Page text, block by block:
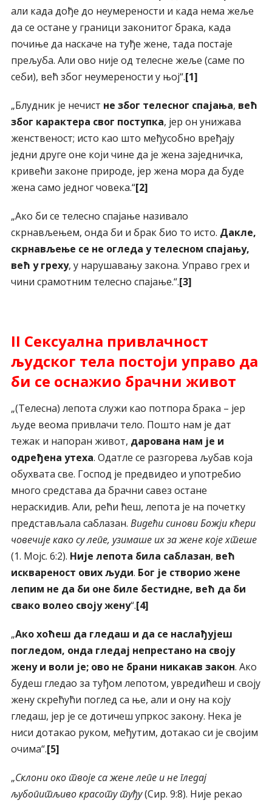
али када дође до неумерености и када нема жеље
да се остане у граници законитог брака, када
почиње да наскаче на туђе жене, тада постаје
прељуба. Али ово није од телесне жеље (саме по
себи), већ због неумерености у њој“.[1]
„Блудник је нечист не због телесног спајања, већ
због карактера свог поступка, јер он унижава
женственост; исто као што међусобно вређају
једни друге оне који чине да је жена заједничка,
кривећи законе природе, јер жена мора да буде
жена само једног човека.“[2]
„Ако би се телесно спајање називало
скрнављењем, онда би и брак био то исто. Дакле,
скрнављење се не огледа у телесном спајању,
већ у греху, у нарушавању закона. Управо грех и
чини срамотним телесно спајање.“.[3]
II Сексуална привлачност
људског тела постоји управо да
би се оснажио брачни живот
„(Телесна) лепота служи као потпора брака – јер
људе веома привлачи тело. Пошто нам је дат
тежак и напоран живот, дарована нам је и
одређена утеха. Одатле се разгорева љубав која
обухвата све. Господ је предвидео и употребио
много средстава да брачни савез остане
нераскидив. Али, рећи ћеш, лепота је на почетку
представљала саблазан. Видећи синови Божји кћери
човечије како су лепе, узимаше их за жене које хтеше
(1. Мојс. 6:2). Није лепота била саблазан, већ
исквареност ових људи. Бог је створио жене
лепим не да би оне биле бестидне, већ да би
свако волео своју жену“.[4]
„Ако хоћеш да гледаш и да се наслађујеш
погледом, онда гледај непрестано на своју
жену и воли је; ово не брани никакав закон. Ако
будеш гледао за туђом лепотом, увредићеш и своју
жену скрећући поглед са ње, али и ону на коју
гледаш, јер је се дотичеш упркос закону. Нека је
ниси дотакао руком, међутим, дотакао си је својим
очима“.[5]
„Склони око твоје са жене лепе и не гледај
љубопитљиво красоту туђу(Сир. 9:8). Није рекао